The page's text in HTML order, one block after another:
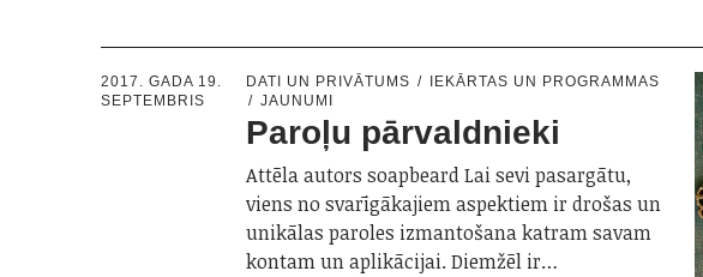
2017. GADA 19.
SEPTEMBRIS
DATI UN PRIVĀTUMS
IEKĀRTAS UN PROGRAMMAS
JAUNUMI
Paroļu pārvaldnieki
Attēla autors soapbeard Lai sevi pasargātu,
viens no svarīgākajiem aspektiem ir drošas un
unikālas paroles izmantošana katram savam
kontam un aplikācijai. Diemžēl ir…